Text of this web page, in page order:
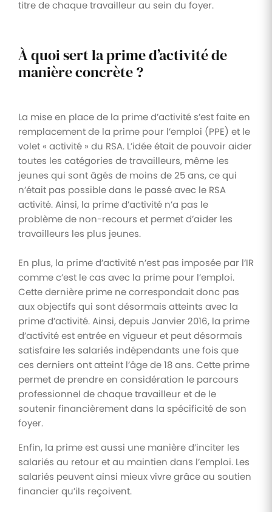
titre de chaque travailleur au sein du foyer.
À quoi sert la prime d’activité de
manière concrète ?
La mise en place de la prime d’activité s’est faite en
remplacement de la prime pour l’emploi (PPE) et le
volet « activité » du RSA. L’idée était de pouvoir aider
toutes les catégories de travailleurs, même les
jeunes qui sont âgés de moins de 25 ans, ce qui
n’était pas possible dans le passé avec le RSA
activité. Ainsi, la prime d’activité n’a pas le
problème de non-recours et permet d’aider les
travailleurs les plus jeunes.
En plus, la prime d’activité n’est pas imposée par l’IR
comme c’est le cas avec la prime pour l’emploi.
Cette dernière prime ne correspondait donc pas
aux objectifs qui sont désormais atteints avec la
prime d’activité. Ainsi, depuis Janvier 2016, la prime
d’activité est entrée en vigueur et peut désormais
satisfaire les salariés indépendants une fois que
ces derniers ont atteint l’âge de 18 ans. Cette prime
permet de prendre en considération le parcours
professionnel de chaque travailleur et de le
soutenir financièrement dans la spécificité de son
foyer.
Enfin, la prime est aussi une manière d’inciter les
salariés au retour et au maintien dans l’emploi. Les
salariés peuvent ainsi mieux vivre grâce au soutien
financier qu’ils reçoivent.